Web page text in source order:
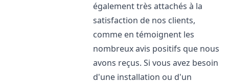
également très attachés à la
satisfaction de nos clients,
comme en témoignent les
nombreux avis positifs que nous
avons reçus. Si vous avez besoin
d'une installation ou d'un